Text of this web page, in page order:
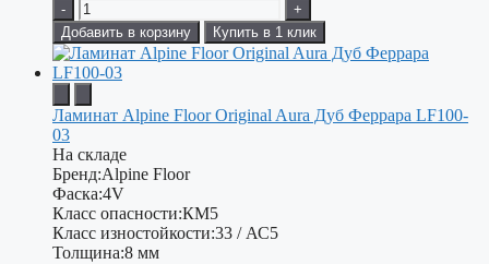
-
+
Добавить в корзину
Купить в 1 клик
Ламинат Alpine Floor Original Aura Дуб Феррара LF100-
03
На складе
Бренд:Alpine Floor
Фаска:4V
Класс опасности:КМ5
Класс изностойкости:33 / АС5
Толщина:8 мм